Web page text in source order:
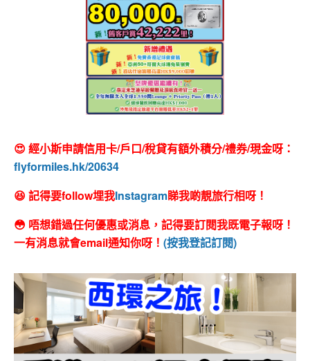
😍 經小斯申請信用卡/戶口/稅貸有額外積分/禮券/現金呀：
flyformiles.hk/20634
😆 記得要follow埋我Instagram睇我啲靚旅行相呀！
😳 唔想錯過任何優惠或消息，記得要訂閱我既電子報呀！
一有消息就會email通知你呀！ (按我登記訂閱)